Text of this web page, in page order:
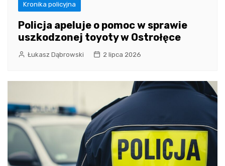
Kronika policyjna
Policja apeluje o pomoc w sprawie
uszkodzonej toyoty w Ostrołęce
Łukasz Dąbrowski 2 lipca 2026